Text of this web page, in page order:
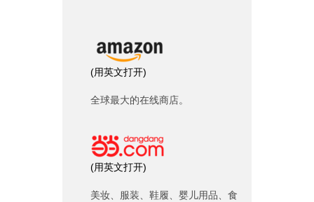
(用英文打开)
全球最大的在线商店。
(用英文打开)
美妆、服装、鞋履、婴儿用品、食